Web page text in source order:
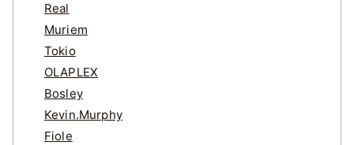
Real
Muriem
Tokio
OLAPLEX
Bosley
Kevin.Murphy
Fiole